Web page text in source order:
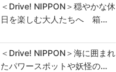
＜Drive! NIPPON＞穏やかな休
日を楽しむ大人たちへ 箱…
＜Drive! NIPPON＞海に囲まれ
たパワースポットや妖怪の…